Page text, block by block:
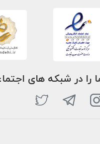
را در شبکه های